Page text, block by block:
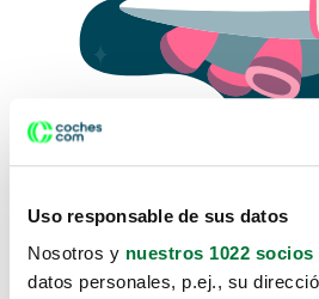
Uso responsable de sus datos
Nosotros y nuestros 1022 socios
datos personales, p.ej., su